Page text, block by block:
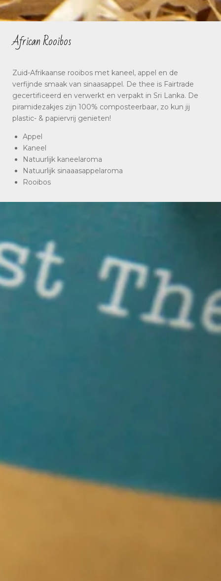
African Rooibos
Zuid-Afrikaanse rooibos met kaneel, appel en de
verfijnde smaak van sinaasappel. De thee is Fairtrade
gecertificeerd en verwerkt en verpakt in Sri Lanka. De
piramidezakjes zijn 100% composteerbaar, zo kun jij
plastic- & papiervrij genieten!
Appel
Kaneel
Natuurlijk kaneelaroma
Natuurlijk sinaaasappelaroma
Rooibos